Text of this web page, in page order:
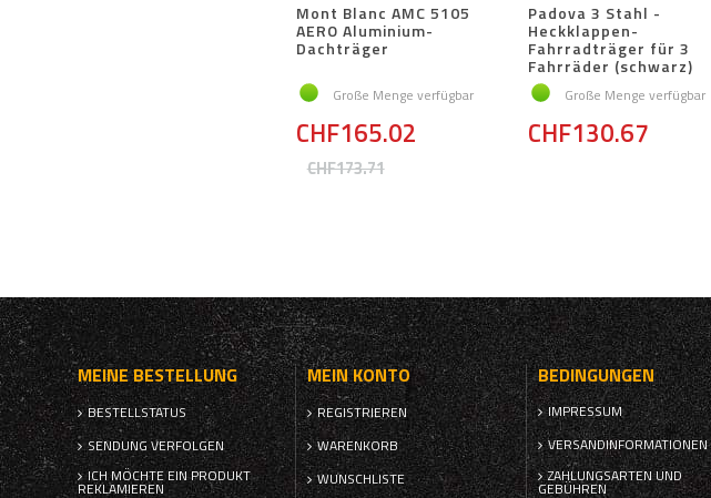
Mont Blanc AMC 5105
AERO Aluminium-
Dachträger
Große Menge verfügbar
CHF173.71
CHF165.02
Padova 3 Stahl -
Heckklappen-
Fahrradträger für 3
Fahrräder (schwarz)
Große Menge verfügbar
CHF130.67
MEINE BESTELLUNG
BESTELLSTATUS
SENDUNG VERFOLGEN
ICH MÖCHTE EIN PRODUKT
REKLAMIEREN
MEIN KONTO
REGISTRIEREN
WARENKORB
WUNSCHLISTE
BEDINGUNGEN
IMPRESSUM
VERSANDINFORMATIONEN
ZAHLUNGSARTEN UND
GEBÜHREN